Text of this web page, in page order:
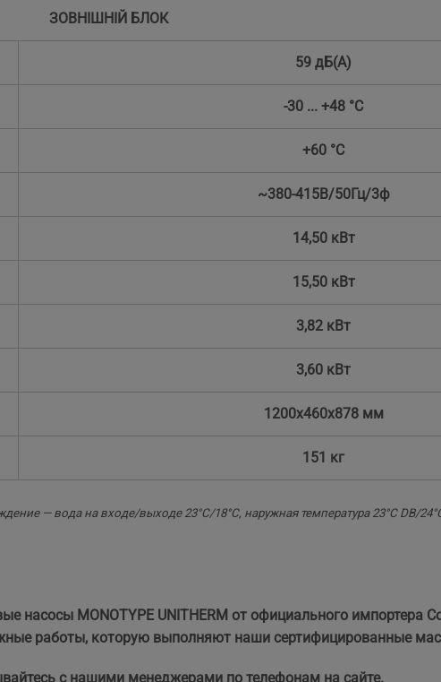
ЗОВНІШНІЙ БЛОК
59 дБ(А)
-30 ... +48 °С
+60 °С
~380-415В/50Гц/3ф
14,50 кВт
15,50 кВт
3,82 кВт
3,60 кВт
1200x460x878 мм
151 кг
— вода на входе/выходе 23°C/18°C, наружная температура 23°C DB/
MONOTYPE UNITHERM от официального импортера
работы, которую выполняют наши сертифицированные
с нашими менеджерами по телефонам на сайте.